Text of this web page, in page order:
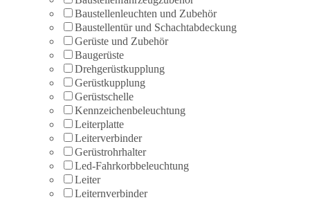
Baustellenleuchten und Zubehör
Baustellentür und Schachtabdeckung
Gerüste und Zubehör
Baugerüste
Drehgerüstkupplung
Gerüstkupplung
Gerüstschelle
Kennzeichenbeleuchtung
Leiterplatte
Leiterverbinder
Gerüstrohrhalter
Led-Fahrkorbbeleuchtung
Leiter
Leiternverbinder